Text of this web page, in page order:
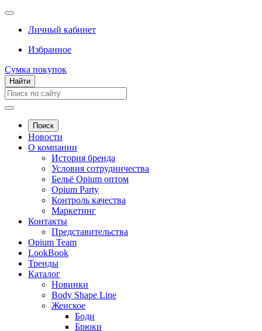
Личный кабинет
Избранное
Сумка покупок
Найти
Поиск
Новости
О компании
История бренда
Условия сотрудничества
Бельё Opium оптом
Opium Party
Контроль качества
Маркетинг
Контакты
Представительства
Opium Team
LookBook
Тренды
Каталог
Новинки
Body Shape Line
Женское
Боди
Брюки